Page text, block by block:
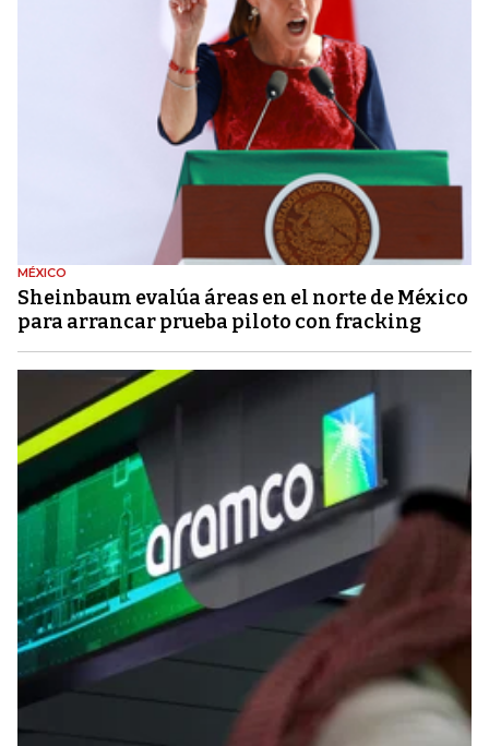
MÉXICO
Sheinbaum evalúa áreas en el norte de México
para arrancar prueba piloto con fracking